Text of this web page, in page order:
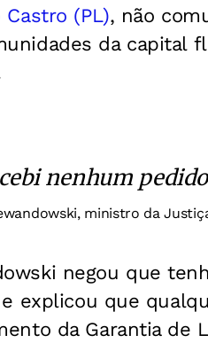
Castro (PL), não
da capital
nenhum
ministro da
negou que
explicou que
da Garantia de